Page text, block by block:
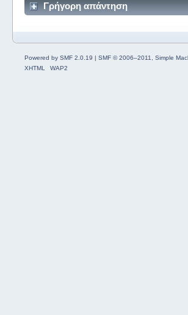
Γρήγορη απάντηση
Powered by SMF 2.0.19 | SMF © 2006–2011, Simple
XHTML
WAP2